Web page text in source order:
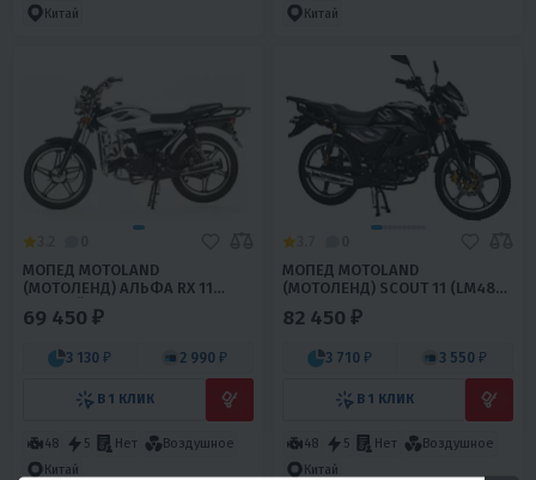
Китай
Китай
МОПЕД MOTOLAND
(МОТОЛЕНД) АЛЬФА RX 11
ЧЕРНЫЙ (A)
69 450 ₽
3 130 ₽ 2 990 ₽
В 1 КЛИК
48 5 Нет
Воздушное
Китай
МОПЕД MOTOLAND
(МОТОЛЕНД) SCOUT 11 (LM48-
82 450 ₽
3 710 ₽ 3 550 ₽
В 1 КЛИК
48 5 Нет
Воздушное
Китай